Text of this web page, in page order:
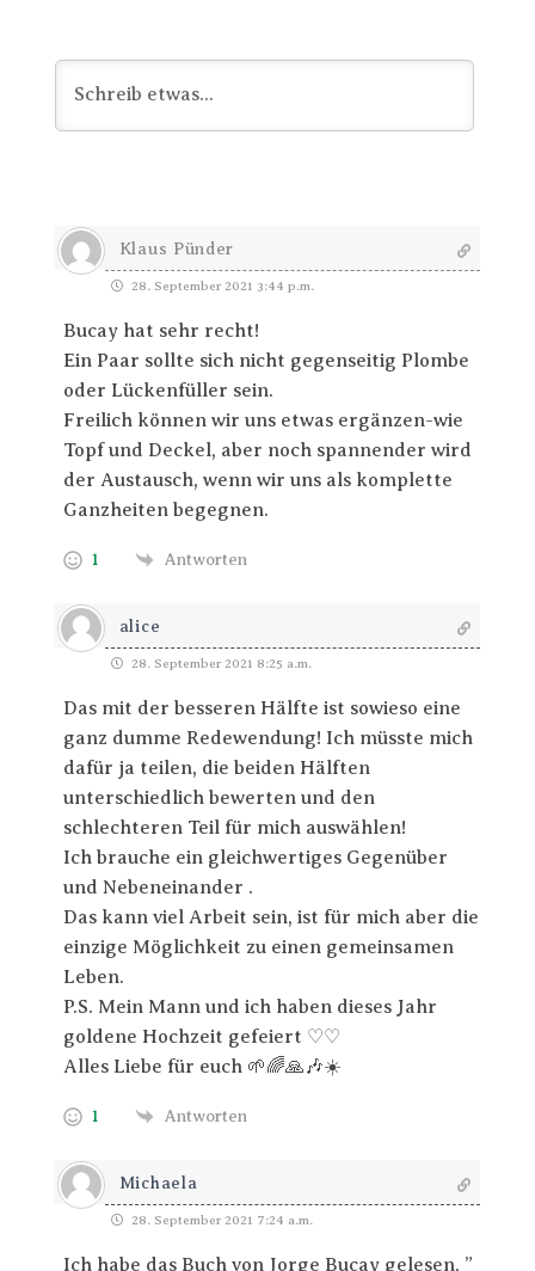
Klaus Pünder
28. September 2021 3:44 p.m.
Bucay hat sehr recht!
Ein Paar sollte sich nicht gegenseitig Plombe
oder Lückenfüller sein.
Freilich können wir uns etwas ergänzen-wie
Topf und Deckel, aber noch spannender wird
der Austausch, wenn wir uns als komplette
Ganzheiten begegnen.
1 Antworten
alice
28. September 2021 8:25 a.m.
Das mit der besseren Hälfte ist sowieso eine
ganz dumme Redewendung! Ich müsste mich
dafür ja teilen, die beiden Hälften
unterschiedlich bewerten und den
schlechteren Teil für mich auswählen!
Ich brauche ein gleichwertiges Gegenüber
und Nebeneinander .
Das kann viel Arbeit sein, ist für mich aber die
einzige Möglichkeit zu einen gemeinsamen
Leben.
P.S. Mein Mann und ich haben dieses Jahr
goldene Hochzeit gefeiert ♡♡
Alles Liebe für euch 🌱🌈🙏🎶☀️
1 Antworten
Michaela
28. September 2021 7:24 a.m.
Ich habe das Buch von Jorge Bucay gelesen, ”